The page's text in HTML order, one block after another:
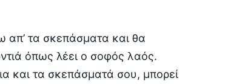
απ’ τα σκεπάσματα και θα
όπως λέει ο σοφός λαός.
και τα σκεπάσματά σου, μπορεί